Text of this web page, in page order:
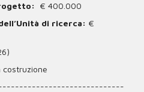
€ 400.000
di ricerca: €
costruzione